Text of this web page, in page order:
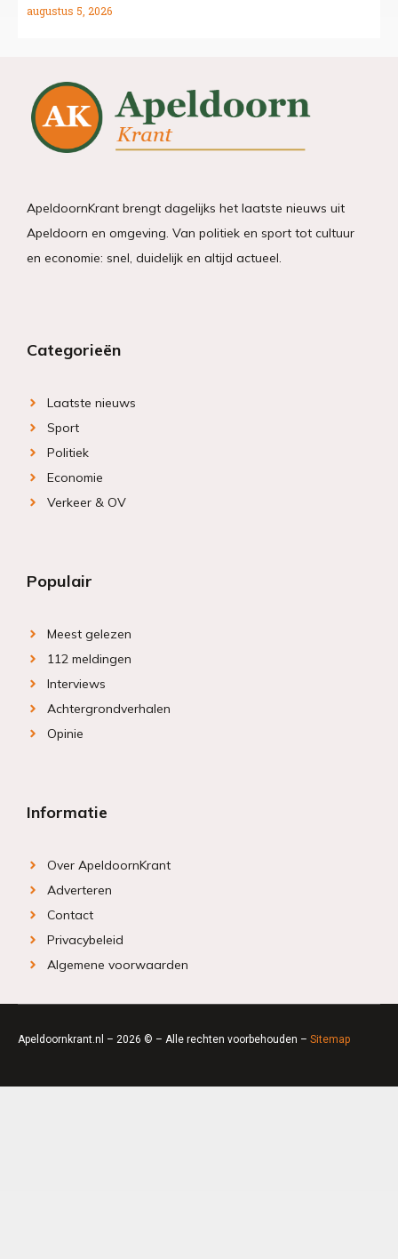
augustus 5, 2026
ApeldoornKrant brengt dagelijks het laatste nieuws uit
Apeldoorn en omgeving. Van politiek en sport tot cultuur
en economie: snel, duidelijk en altijd actueel.
Categorieën
Laatste nieuws
Sport
Politiek
Economie
Verkeer & OV
Populair
Meest gelezen
112 meldingen
Interviews
Achtergrondverhalen
Opinie
Informatie
Over ApeldoornKrant
Adverteren
Contact
Privacybeleid
Algemene voorwaarden
Apeldoornkrant.nl – 2026 © – Alle rechten voorbehouden – Sitemap